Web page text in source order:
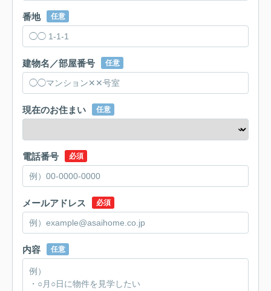
番地 任意
建物名／部屋番号 任意
現在のお住まい 任意
電話番号 必須
メールアドレス 必須
内容 任意